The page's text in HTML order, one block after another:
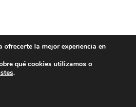
ofrecerte la mejor experiencia en
qué cookies utilizamos o
.